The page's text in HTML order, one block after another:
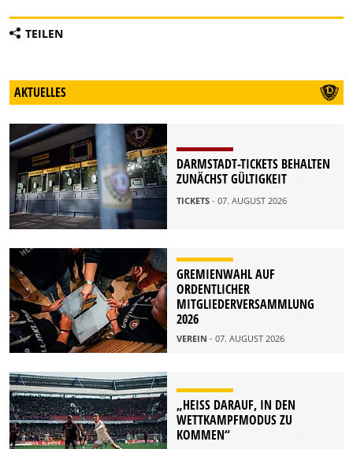
TEILEN
AKTUELLES
DARMSTADT-TICKETS BEHALTEN
ZUNÄCHST GÜLTIGKEIT
TICKETS - 07. AUGUST 2026
GREMIENWAHL AUF
ORDENTLICHER
MITGLIEDERVERSAMMLUNG
2026
VEREIN - 07. AUGUST 2026
„HEISS DARAUF, IN DEN W
ETTKAMPFMODUS ZU K
OMMEN“